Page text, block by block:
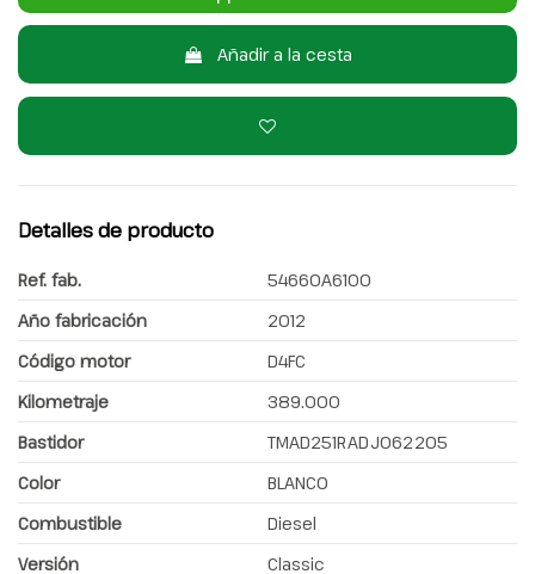
Añadir a la cesta
Detalles de producto
Ref. fab.
54660A6100
Año fabricación
2012
Código motor
D4FC
Kilometraje
389.000
Bastidor
TMAD251RADJ062205
Color
BLANCO
Combustible
Diesel
Versión
Classic